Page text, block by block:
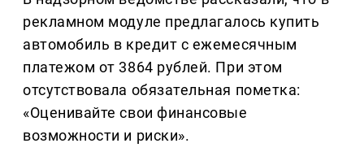
рекламном модуле предлагалось купить
автомобиль в кредит с ежемесячным
платежом от 3864 рублей. При этом
отсутствовала обязательная пометка:
«Оценивайте свои финансовые
возможности и риски».